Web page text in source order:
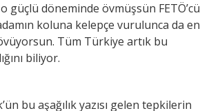
güçlü döneminde övmüşsün FETÖ’cü
koluna kelepçe vurulunca da en
Tüm Türkiye artık bu
biliyor.
bu aşağılık yazısı gelen tepkilerin